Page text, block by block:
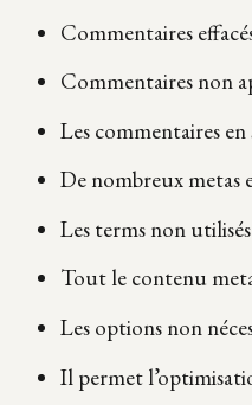
Commentaires
Commentaires non
Les commentaires en
De nombreux metas
Les terms non utilisés
Tout le contenu
Les options non
Il permet